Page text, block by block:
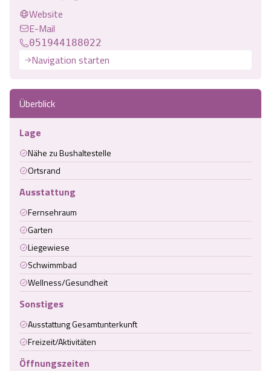
Website
E-Mail
051944188022
Navigation starten
Überblick
Lage
Nähe zu Bushaltestelle
Ortsrand
Ausstattung
Fernsehraum
Garten
Liegewiese
Schwimmbad
Wellness/Gesundheit
Sonstiges
Ausstattung Gesamtunterkunft
Freizeit/Aktivitäten
Öffnungszeiten